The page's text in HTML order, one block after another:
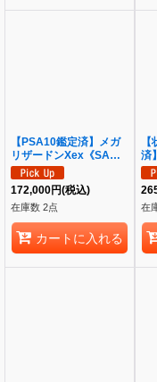
【PSA10鑑定済】メガ
リザードンXex《SAR》
{110/080}[-]
172,000円(税込)
在庫数 2点
カートに入れる
済
ク
他]
在